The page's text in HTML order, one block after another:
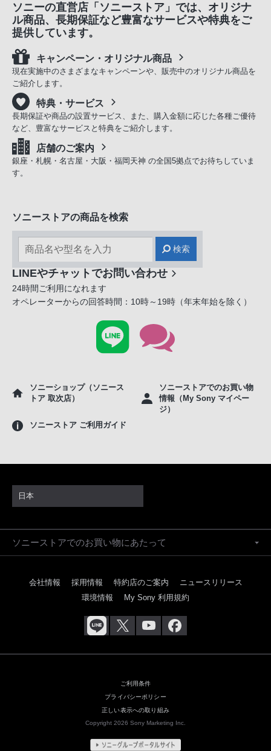
ソニーの直営店「ソニーストア」では、オリジナ
ル商品、長期保証など豊富なサービスや特典をご
提供しています。
キャンペーン・オリジナル商品
現在実施中のさまざまなキャンペーンや、販売中のオリジナル商品を
ご紹介します。
特典・サービス
長期保証や商品の設置サービス、また、購入金額に応じた各種ご優待
など、豊富なサービスと特典をご紹介します。
店舗のご案内
銀座・札幌・名古屋・大阪・福岡天神 の全国5拠点でお待ちしていま
す。
ソニーストアの商品を検索
検索
LINEやチャットでお問い合わせ
24時間ご利用になれます
オペレーターからの回答時間：10時～19時（年末年始を除く）
ソニーショップ（ソニース
トア 取次店）
ソニーストアでのお買い物
情報（My Sony マイペー
ジ）
ソニーストア ご利用ガイド
日本
ソニーストアでのお買い物にあたって
会社情報 採用情報 特約店のご案内
ニュースリリース
環境情報
My Sony 利用規約
ご利用条件
プライバシーポリシー
正しい表示への取り組み
Copyright 2026 Sony Marketing Inc.